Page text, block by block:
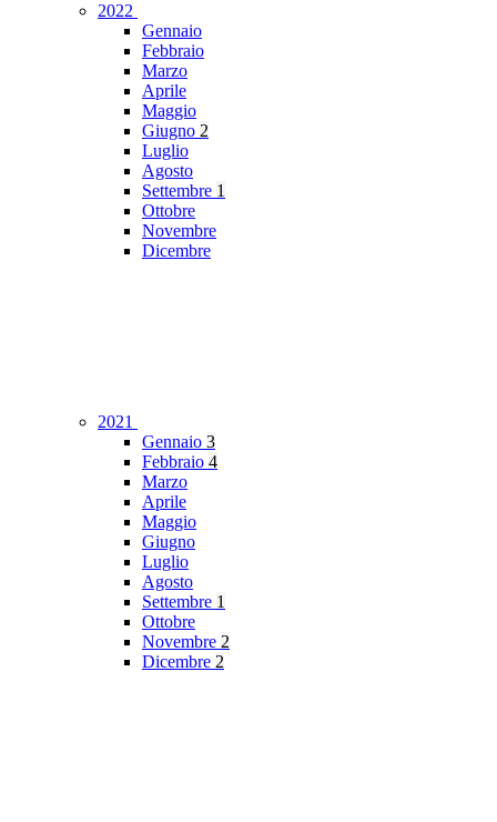
2022
Gennaio
Febbraio
Marzo
Aprile
Maggio
Giugno 2
Luglio
Agosto
Settembre 1
Ottobre
Novembre
Dicembre
2021
Gennaio 3
Febbraio 4
Marzo
Aprile
Maggio
Giugno
Luglio
Agosto
Settembre 1
Ottobre
Novembre 2
Dicembre 2